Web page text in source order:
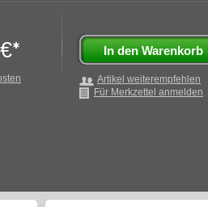
€* In den Warenkorb
Artikel weiterempfehlen
Für Merkzettel anmelden